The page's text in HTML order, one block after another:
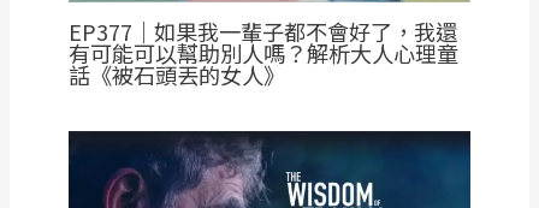
EP377｜如果我一輩子都不會好了，我還
有可能可以幫助別人嗎？解析大人心理童
話《被石頭丟的女人》